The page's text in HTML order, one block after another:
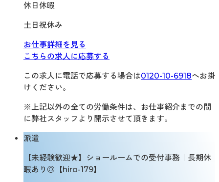
休日休暇
土日祝休み
お仕事詳細を見る
こちらの求人に応募する
この求人に電話で応募する場合は0120-10-6918へお掛
けください。
※上記以外の全ての労働条件は、お仕事紹介までの間
に弊社スタッフより開示させて頂きます。
派遣
【未経験歓迎★】ショールームでの受付事務｜長期休
暇あり◎【hiro-179】